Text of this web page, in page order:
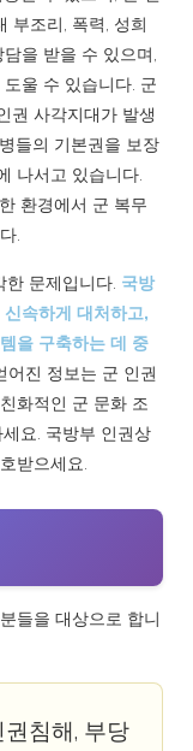
부조리, 폭력, 성희
을 받을 수 있으며,
울 수 있습니다. 군
권 사각지대가 발생
들의 기본권을 보장
나서고 있습니다.
환경에서 군 복무
.
문제입니다. 국방
속하게 대처하고,
을 구축하는 데 중
어진 정보는 군 인권
화적인 군 문화 조
요. 국방부 인권상
받으세요.
들을 대상으로 합니
침해, 부당